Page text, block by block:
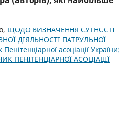
ЩОДО ВИЗНАЧЕННЯ СУТНОСТІ
ДІЯЛЬНОСТІ ПАТРУЛЬНОЇ
Пенітенціарної асоціації України:
ПЕНІТЕНЦІАРНОЇ АСОЦІАЦІЇ